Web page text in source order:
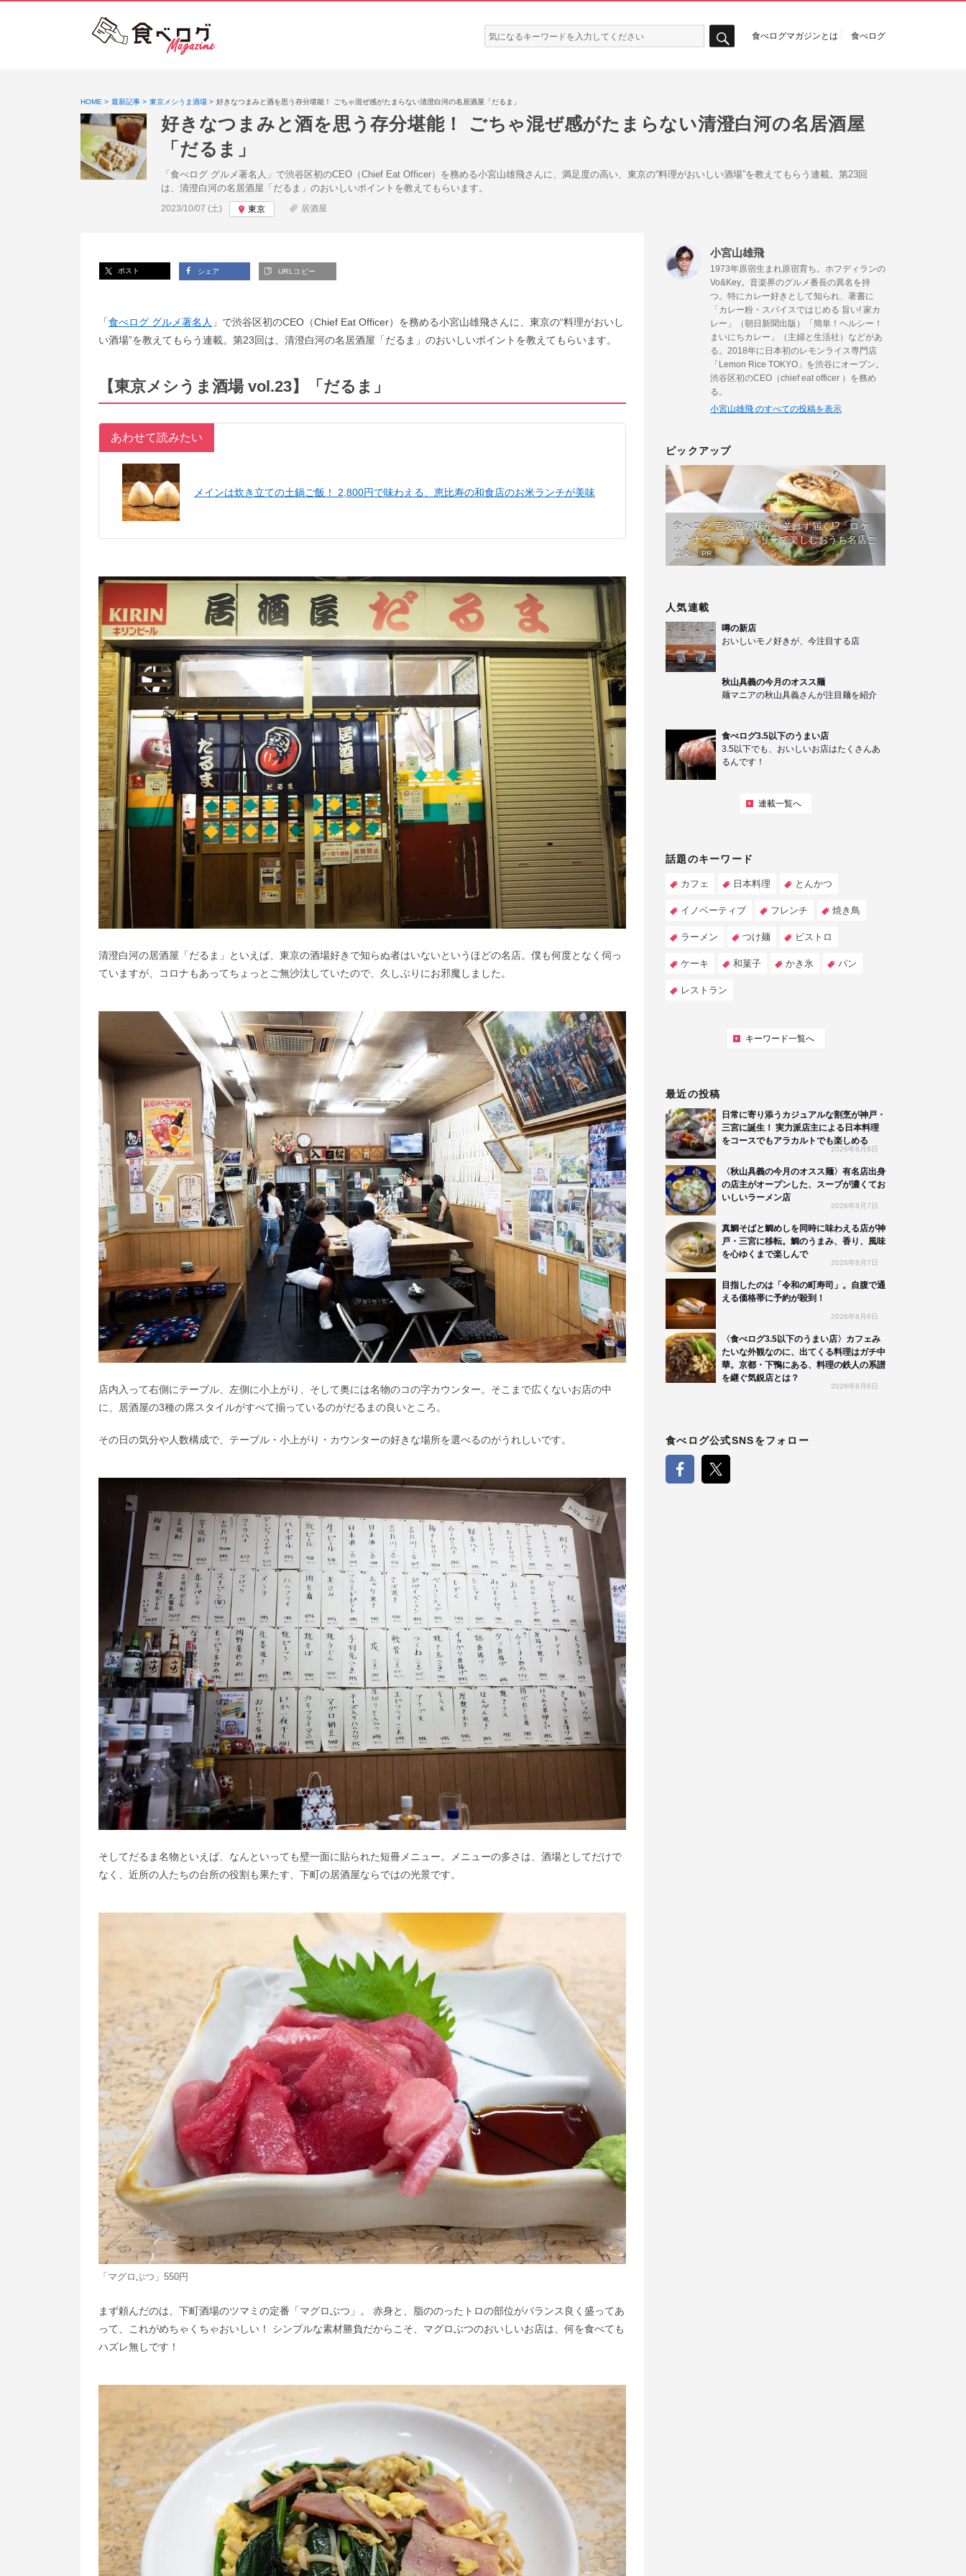
検
索:
食べログマガジンとは 食べログ
HOME 最新記事 東京メシうま酒場 好きなつまみと酒を思う存分堪能！ ごちゃ混ぜ感がたまらない清澄白河の名居酒屋「だるま」
好きなつまみと酒を思う存分堪能！ ごちゃ混ぜ感がたまらない清澄白河の名居酒屋
「だるま」
「食べログ グルメ著名人」で渋谷区初のCEO（Chief Eat Officer）を務める小宮山雄飛さんに、満足度の高い、東京の“料理がおいしい酒場”を教えてもらう連載。第23回
は、清澄白河の名居酒屋「だるま」のおいしいポイントを教えてもらいます。
投稿日:
2023/10/07 (土) 東京 居酒屋
ポスト シェア URLコピー
「食べログ グルメ著名人 」で渋谷区初のCEO（Chief Eat Officer）を務める小宮山雄飛さんに、東京の“料理がおいし
い酒場”を教えてもらう連載。第23回は、清澄白河の名居酒屋「だるま」のおいしいポイントを教えてもらいます。
【東京メシうま酒場 vol.23】「だるま」
あわせて読みたい
メインは炊き立ての土鍋ご飯！ 2,800円で味わえる、恵比寿の和食店のお米ランチが美味
清澄白河の居酒屋「だるま」といえば、東京の酒場好きで知らぬ者はいないというほどの名店。僕も何度となく伺っ
ていますが、コロナもあってちょっとご無沙汰していたので、久しぶりにお邪魔しました。
店内入って右側にテーブル、左側に小上がり、そして奥には名物のコの字カウンター。そこまで広くないお店の中
に、居酒屋の3種の席スタイルがすべて揃っているのがだるまの良いところ。
その日の気分や人数構成で、テーブル・小上がり・カウンターの好きな場所を選べるのがうれしいです。
そしてだるま名物といえば、なんといっても壁一面に貼られた短冊メニュー。メニューの多さは、酒場としてだけで
なく、近所の人たちの台所の役割も果たす、下町の居酒屋ならではの光景です。
「マグロぶつ」550円
まず頼んだのは、下町酒場のツマミの定番「マグロぶつ」。 赤身と、脂ののったトロの部位がバランス良く盛ってあ
って、これがめちゃくちゃおいしい！ シンプルな素材勝負だからこそ、マグロぶつのおいしいお店は、何を食べても
ハズレ無しです！
小宮山雄飛
1973年原宿生まれ原宿育ち。ホフディランの
Vo&Key。音楽界のグルメ番長の異名を持
つ。特にカレー好きとして知られ、著書に
「カレー粉・スパイスではじめる 旨い! 家カ
レー」（朝日新聞出版）「簡単！ヘルシー！
まいにちカレー」（主婦と生活社）などがあ
る。2018年に日本初のレモンライス専門店
「Lemon Rice TOKYO」を渋谷にオープン。
渋谷区初のCEO（chief eat officer ）を務め
る。
小宮山雄飛 のすべての投稿を表示
ピックアップ
食べログ 百名店の味が、並ばず届く!?「ロケ
ットナウ」のデリバリーで楽しむおうち名店ご
はん
PR
人気連載
噂の新店
おいしいモノ好きが、今注目する店
秋山具義の今月のオスス麺
麺マニアの秋山具義さんが注目麺を紹介
食べログ3.5以下のうまい店
3.5以下でも、おいしいお店はたくさんあ
るんです！
連載一覧へ
話題のキーワード
カフェ 日本料理 とんかつ
イノベーティブ フレンチ 焼き鳥
ラーメン つけ麺 ビストロ
ケーキ 和菓子 かき氷 パン
レストラン
キーワード一覧へ
最近の投稿
日常に寄り添うカジュアルな割烹が神戸・
三宮に誕生！ 実力派店主による日本料理
をコースでもアラカルトでも楽しめる
2026年8月8日
〈秋山具義の今月のオスス麺〉有名店出身
の店主がオープンした、スープが濃くてお
いしいラーメン店
2026年8月7日
真鯛そばと鯛めしを同時に味わえる店が神
戸・三宮に移転。鯛のうまみ、香り、風味
を心ゆくまで楽しんで
2026年8月7日
目指したのは「令和の町寿司」。自腹で通
える価格帯に予約が殺到！
2026年8月6日
〈食べログ3.5以下のうまい店〉カフェみ
たいな外観なのに、出てくる料理はガチ中
華。京都・下鴨にある、料理の鉄人の系譜
を継ぐ気鋭店とは？
2026年8月6日
食べログ公式SNSをフォロー